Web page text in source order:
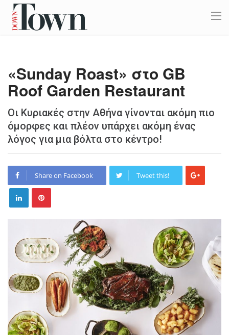
«Sunday Roast» στο GB
Roof Garden Restaurant
Οι Κυριακές στην Αθήνα γίνονται ακόμη πιο
όμορφες και πλέον υπάρχει ακόμη ένας
λόγος για μια βόλτα στο κέντρο!
Share on Facebook Tweet this!